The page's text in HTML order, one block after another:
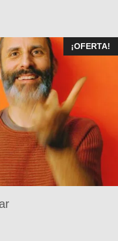
¡OFERTA!